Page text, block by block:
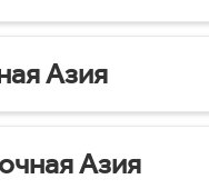
Азия
Азия